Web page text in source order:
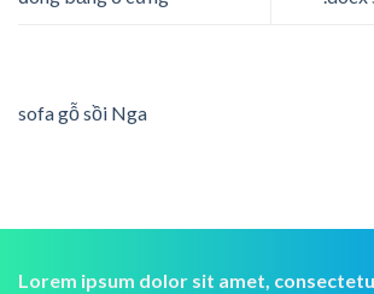
sofa gỗ sồi Nga
Lorem ipsum dolor sit amet,